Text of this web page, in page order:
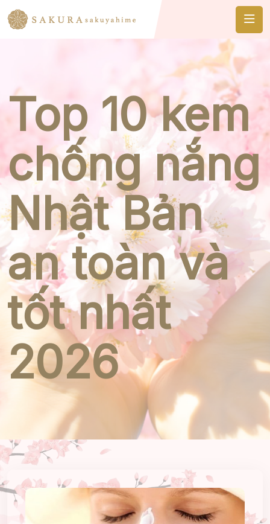
Top 10 kem
chống nắng
Nhật Bản
an toàn và
tốt nhất
2026